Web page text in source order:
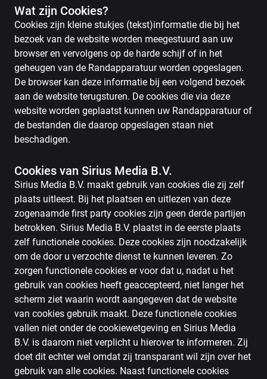
Wat zijn Cookies?
Cookies zijn kleine stukjes (tekst)informatie die bij het
bezoek van de website worden meegestuurd aan uw
browser en vervolgens op de harde schijf of in het
geheugen van de Randapparatuur worden opgeslagen.
De browser kan deze informatie bij een volgend bezoek
aan de website terugsturen. De cookies die via deze
website worden geplaatst kunnen uw Randapparatuur of
de bestanden die daarop opgeslagen staan niet
beschadigen.
Cookies van Sirius Media B.V.
Sirius Media B.V. maakt gebruik van cookies die zij zelf
plaats uitleest. Bij het plaatsen en uitlezen van deze
zogenaamde first party cookies zijn geen derde partijen
betrokken. Sirius Media B.V. plaatst in de eerste plaats
zelf functionele cookies. Deze cookies zijn noodzakelijk
om de door u verzochte dienst te kunnen leveren. Zo
zorgen functionele cookies er voor dat u, nadat u het
gebruik van cookies heeft geaccepteerd, niet langer het
scherm ziet waarin wordt aangegeven dat de website
van cookies gebruik maakt. Deze functionele cookies
vallen niet onder de cookiewetgeving en Sirius Media
B.V. is daarom niet verplicht u hierover te informeren. Zij
doet dit echter wel omdat zij transparant wil zijn over het
gebruik van alle cookies. Naast functionele cookies